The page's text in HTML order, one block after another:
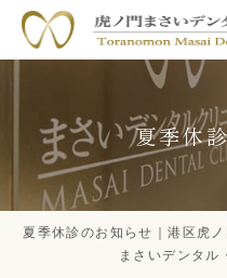
夏季休
夏季休診のお知らせ｜港区虎
まさいデンタル